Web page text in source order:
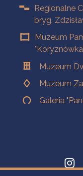
Regionalne
bryg.
Muzeum
Muzeum
Muzeum
Galeria